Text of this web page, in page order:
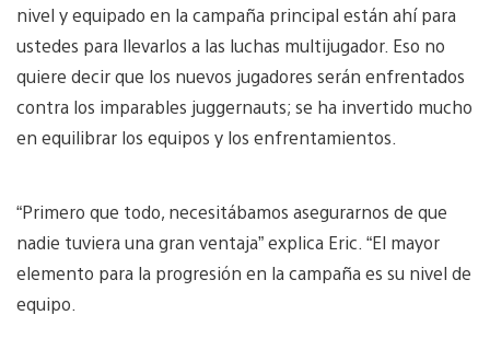
nivel y equipado en la campaña principal están ahí para
ustedes para llevarlos a las luchas multijugador. Eso no
quiere decir que los nuevos jugadores serán enfrentados
contra los imparables juggernauts; se ha invertido mucho
en equilibrar los equipos y los enfrentamientos.
“Primero que todo, necesitábamos asegurarnos de que
nadie tuviera una gran ventaja” explica Eric. “El mayor
elemento para la progresión en la campaña es su nivel de
equipo.